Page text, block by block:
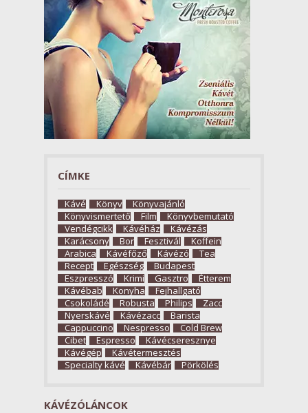
CÍMKE
Kávé Könyv
Könyvajánló
Könyvismertető
Film
Könyvbemutató
Vendégcikk
Kávéház
Kávézás
Karácsony
Bor Fesztivál
Koffein
Arabica
Kávéfőző Kávézó
Tea
Recept
Egészség
Budapest
Eszpresszó
Krimi Gasztro
Étterem
Kávébab
Konyha
Fejhallgató
Csokoládé
Robusta Philips
Zacc
Nyerskávé
Kávézacc
Barista
Cappuccino
Nespresso
Cold Brew
Cibet
Espresso
Kávécseresznye
Kávégép
Kávétermesztés
Specialty kávé
Kávébár Pörkölés
KÁVÉZÓLÁNCOK